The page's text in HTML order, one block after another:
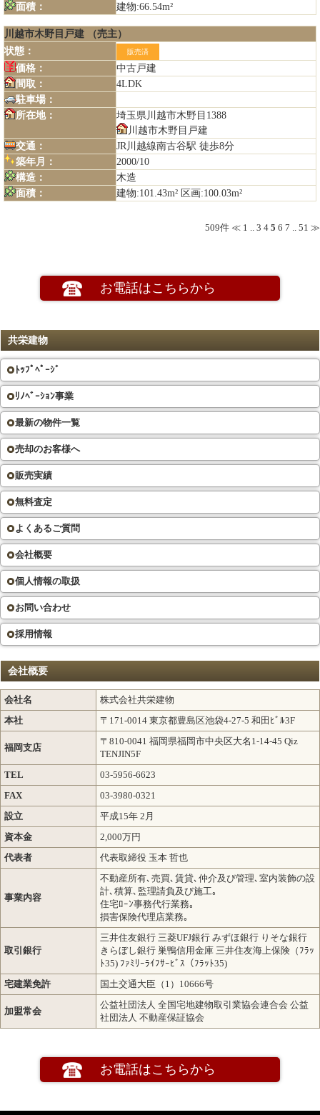
面積：
建物:66.54m²
川越市木野目戸建 （売主）
状態：
販売済
価格：
中古戸建
間取：
4LDK
駐車場：
所在地：
埼玉県川越市木野目1388
川越市木野目戸建
交通：
JR川越線南古谷駅 徒歩8分
築年月：
2000/10
構造：
木造
面積：
建物:101.43m² 区画:100.03m²
509件 ≪ 1 3 4 5 6 7 51 ≫
お電話はこちらから
共栄建物
ﾄｯﾌﾟﾍﾟｰｼﾞ
ﾘﾉﾍﾞｰｼｮﾝ事業
最新の物件一覧
売却のお客様へ
販売実績
無料査定
よくあるご質問
会社概要
個人情報の取扱
お問い合わせ
採用情報
会社概要
会社名
株式会社共栄建物
本社
〒171-0014 東京都豊島区池袋4-27-5 和田ﾋﾞﾙ3F
福岡支店
〒810-0041 福岡県福岡市中央区大名1-14-45 Qiz
TENJIN5F
TEL
03-5956-6623
FAX
03-3980-0321
設立
平成15年 2月
資本金
2,000万円
代表者
代表取締役 玉本 哲也
事業内容
不動産所有､売買､賃貸､仲介及び管理､室内装飾の設
計､積算､監理請負及び施工｡
住宅ﾛｰﾝ事務代行業務｡
損害保険代理店業務｡
取引銀行
三井住友銀行 三菱UFJ銀行 みずほ銀行 りそな銀行
きらぼし銀行 巣鴨信用金庫 三井住友海上保険（ﾌﾗｯ
ﾄ35) ﾌｧﾐﾘｰﾗｲﾌｻｰﾋﾞｽ（ﾌﾗｯﾄ35)
宅建業免許
国土交通大臣（1）10666号
加盟常会
公益社団法人 全国宅地建物取引業協会連合会 公益
社団法人 不動産保証協会
お電話はこちらから